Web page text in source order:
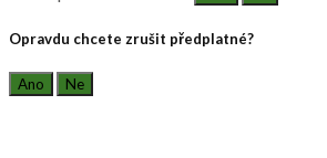
Opravdu chcete zrušit předplatné?
Ano Ne